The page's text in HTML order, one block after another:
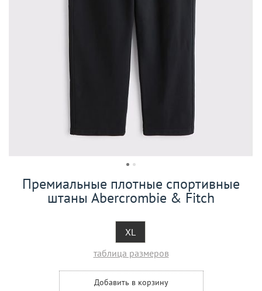
Премиальные плотные спортивные
штаны Abercrombie & Fitch
XL
таблица размеров
Добавить в корзину